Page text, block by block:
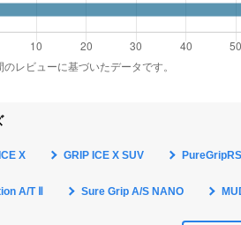
レビューに基づいたデータです。
X GRIP ICE X SUV
A/T Ⅱ Sure Grip A/S NANO